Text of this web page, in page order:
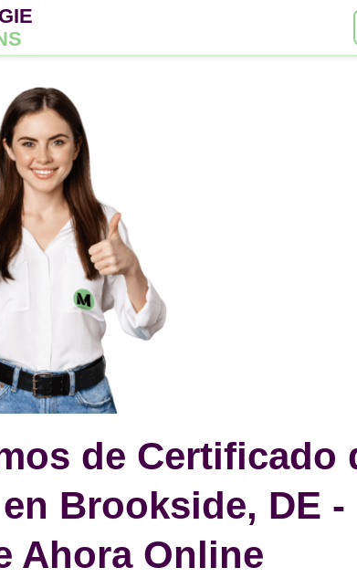
de Certificado
Brookside, DE -
Ahora Online